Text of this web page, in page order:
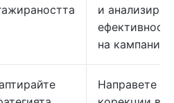
и
на
Направете